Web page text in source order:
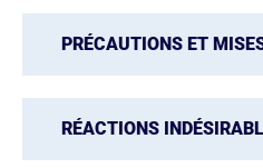
PRÉCAUTIONS ET
RÉACTIONS